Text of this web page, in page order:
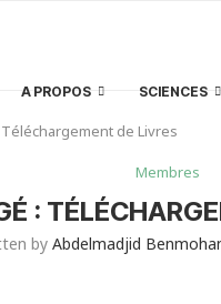
A PROPOS SCIENCES
de Livres
Membres
:
byAbdelmadjid